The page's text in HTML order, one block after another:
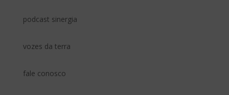
podcast sinergia
vozes da terra
fale conosco